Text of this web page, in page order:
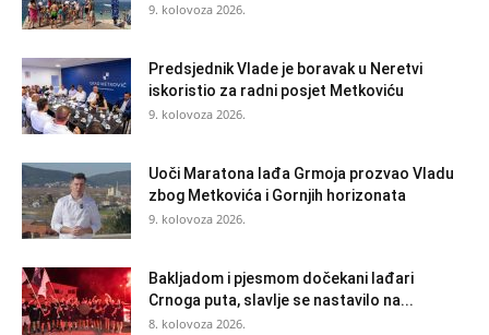
9. kolovoza 2026.
Predsjednik Vlade je boravak u Neretvi
iskoristio za radni posjet Metkoviću
9. kolovoza 2026.
Uoči Maratona lađa Grmoja prozvao Vladu
zbog Metkovića i Gornjih horizonata
9. kolovoza 2026.
Bakljadom i pjesmom dočekani lađari
Crnoga puta, slavlje se nastavilo na...
8. kolovoza 2026.